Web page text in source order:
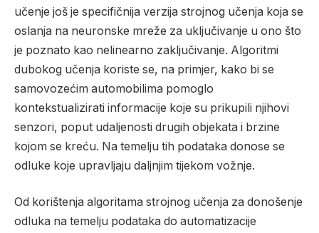
učenje još je specifičnija verzija strojnog učenja koja se
oslanja na neuronske mreže za uključivanje u ono što
je poznato kao nelinearno zaključivanje. Algoritmi
dubokog učenja koriste se, na primjer, kako bi se
samovozećim automobilima pomoglo
kontekstualizirati informacije koje su prikupili njihovi
senzori, poput udaljenosti drugih objekata i brzine
kojom se kreću. Na temelju tih podataka donose se
odluke koje upravljaju daljnjim tijekom vožnje.
Od korištenja algoritama strojnog učenja za donošenje
odluka na temelju podataka do automatizacije